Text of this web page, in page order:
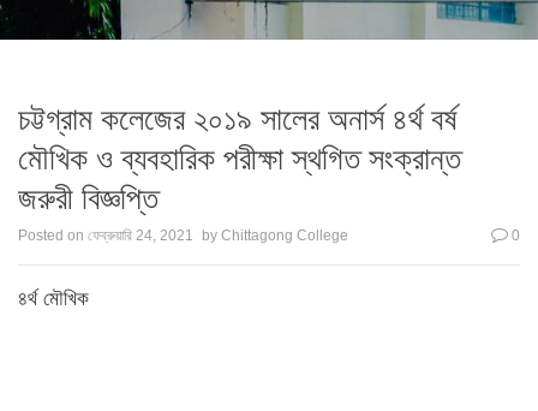
চট্টগ্রাম কলেজের ২০১৯ সালের অনার্স ৪র্থ বর্ষ
মৌখিক ও ব্যবহারিক পরীক্ষা স্থগিত সংক্রান্ত
জরুরী বিজ্ঞপ্তি
Posted on ফেব্রুয়ারি 24, 2021 by Chittagong College 0
৪র্থ মৌখিক